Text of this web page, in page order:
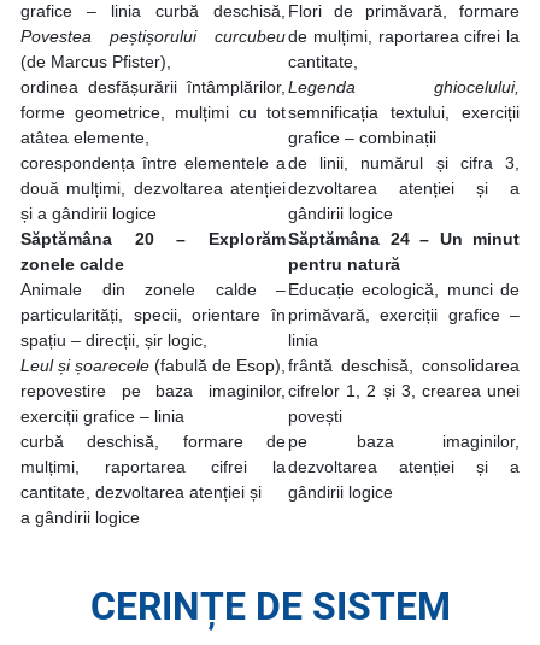
grafice – linia curbă deschisă,
Povestea peștișorului curcubeu
(de Marcus Pfister),
ordinea desfășurării întâmplărilor,
forme geometrice, mulțimi cu tot
atâtea elemente,
corespondența între elementele a
două mulțimi, dezvoltarea atenției
și a gândirii logice
Săptămâna 20 – Explorăm
zonele calde
Animale din zonele calde –
particularități, specii, orientare în
spațiu – direcții, șir logic,
Leul și șoarecele (fabulă de Esop),
repovestire pe baza imaginilor,
exerciții grafice – linia
curbă deschisă, formare de
mulțimi, raportarea cifrei la
cantitate, dezvoltarea atenției și
a gândirii logice
Flori de primăvară, formare
de mulțimi, raportarea cifrei la
cantitate,
Legenda ghiocelului,
semnificația textului, exerciții
grafice – combinații
de linii, numărul și cifra 3,
dezvoltarea atenției și a
gândirii logice
Săptămâna 24 – Un minut
pentru natură
Educație ecologică, munci de
primăvară, exerciții grafice –
linia
frântă deschisă, consolidarea
cifrelor 1, 2 și 3, crearea unei
povești
pe baza imaginilor,
dezvoltarea atenției și a
gândirii logice
CERINȚE DE SISTEM